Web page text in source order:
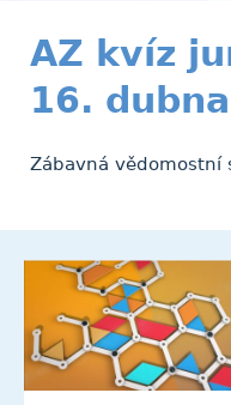
AZ kvíz
16.
Zábavná vědomostní